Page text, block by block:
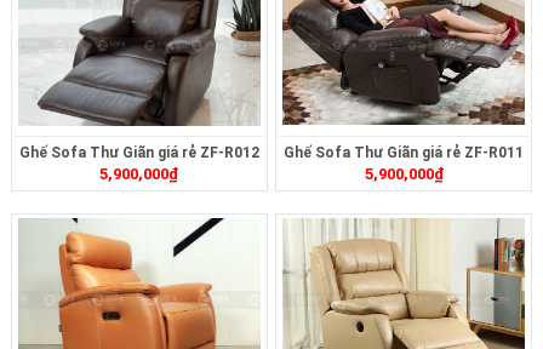
Ghế Sofa Thư Giãn giá rẻ ZF-R012
5,900,000₫
Ghế Sofa Thư Giãn giá rẻ ZF-R011
5,900,000₫